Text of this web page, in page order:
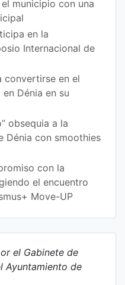
municipio con una
en la
Internacional de
convertirse en el
Dénia en su
obsequia a la
Dénia con smoothies
con la
el encuentro
Move-UP
el Gabinete de
Ayuntamiento de